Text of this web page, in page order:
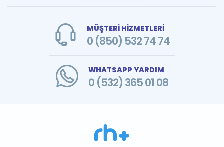
MÜŞTERİ HİZMETLERİ
0 (850) 532 74 74
WHATSAPP YARDIM
0 (532) 365 01 08